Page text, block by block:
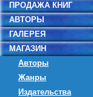
ПРОДАЖА КНИГ
АВТОРЫ
ГАЛЕРЕЯ
МАГАЗИН
Авторы
Жанры
Издательства